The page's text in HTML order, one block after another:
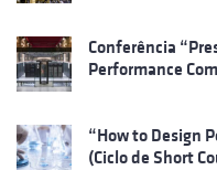
Conferência
Performance
“How to Design
(Ciclo de Short